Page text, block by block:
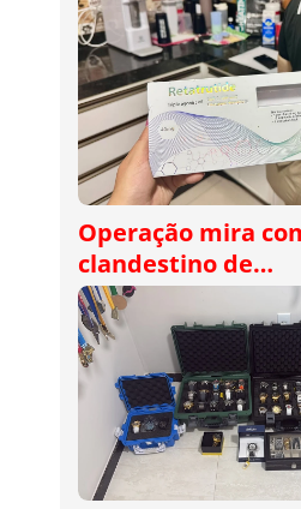
Operação mira
clandestino de…